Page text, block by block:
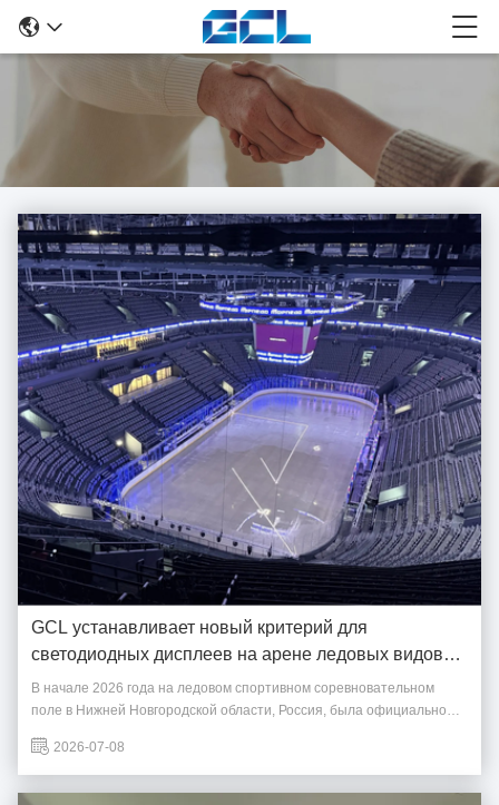
GCL устанавливает новый критерий для
светодиодных дисплеев на арене ледовых видов
спорта в России
В начале 2026 года на ледовом спортивном соревновательном
поле в Нижней Новгородской области, Россия, была официально
установила все светодиодные дисплейные системы для места
проведения, включая наружные сетевые экраны, 360° панорамные
2026-07-08